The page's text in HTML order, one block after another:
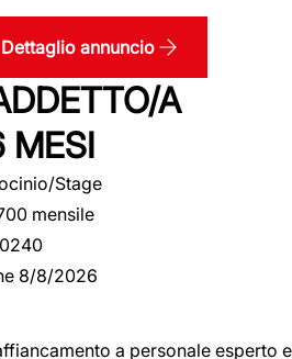
Dettaglio annuncio
A
MESI
Stage
mensile
8/8/2026
a personale esperto e